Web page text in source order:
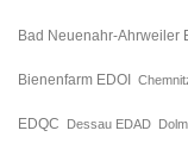
Bad Neuenahr-Ahrweiler
Bienenfarm EDOI
EDQC Dessau EDAD